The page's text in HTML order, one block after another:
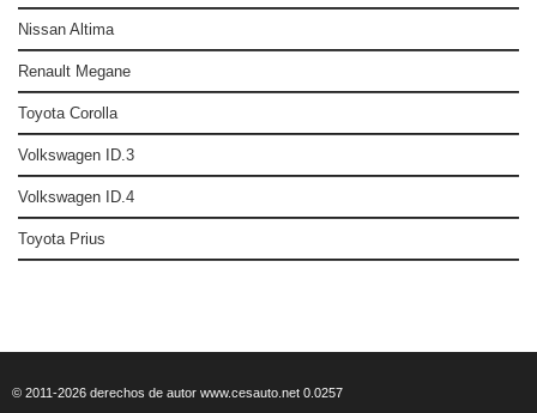
Nissan Altima
Renault Megane
Toyota Corolla
Volkswagen ID.3
Volkswagen ID.4
Toyota Prius
© 2011-2026 derechos de autor www.cesauto.net 0.0257